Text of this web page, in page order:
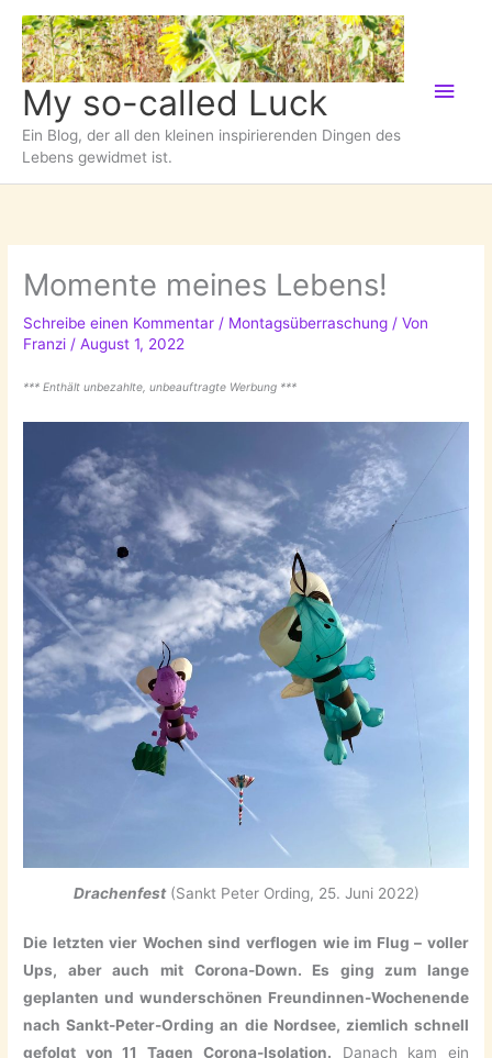
Zum
Inhalt
springen
My so-called Luck
Ein Blog, der all den kleinen inspirierenden Dingen des
Lebens gewidmet ist.
Momente meines Lebens!
Schreibe einen Kommentar / Montagsüberraschung / Von
Franzi/August 1, 2022
*** Enthält unbezahlte, unbeauftragte Werbung ***
Drachenfest (Sankt Peter Ording, 25. Juni 2022)
Die letzten vier Wochen sind verflogen wie im Flug – voller
Ups, aber auch mit Corona-Down. Es ging zum lange
geplanten und wunderschönen Freundinnen-Wochenende
nach Sankt-Peter-Ording an die Nordsee, ziemlich schnell
gefolgt von 11 Tagen Corona-Isolation. Danach kam ein